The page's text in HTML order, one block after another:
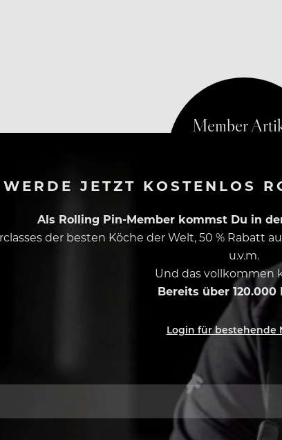
WERDE JETZT KOSTENLOS
Als Rolling Pin-Member kommst Du in
der besten Köche der Welt, 50 %
u.v.m.
Und das vollkommen
Bereits über 120.000
Login für bestehende